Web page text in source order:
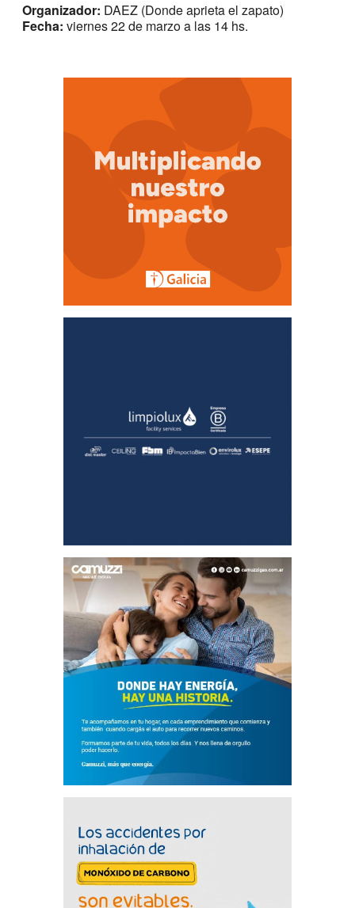
Organizador: DAEZ (Donde aprieta el zapato)
Fecha: viernes 22 de marzo a las 14 hs.